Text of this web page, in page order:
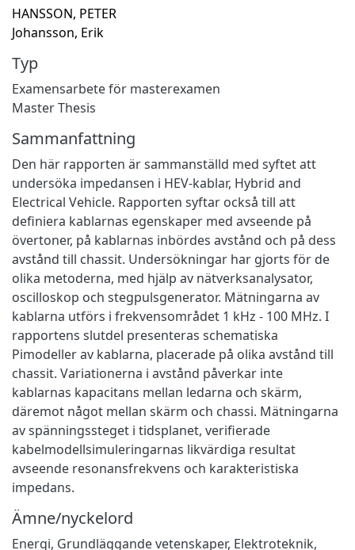
HANSSON, PETER
Johansson, Erik
Typ
Examensarbete för masterexamen
Master Thesis
Sammanfattning
Den här rapporten är sammanställd med syftet att
undersöka impedansen i HEV-kablar, Hybrid and
Electrical Vehicle. Rapporten syftar också till att
definiera kablarnas egenskaper med avseende på
övertoner, på kablarnas inbördes avstånd och på dess
avstånd till chassit. Undersökningar har gjorts för de
olika metoderna, med hjälp av nätverksanalysator,
oscilloskop och stegpulsgenerator. Mätningarna av
kablarna utförs i frekvensområdet 1 kHz - 100 MHz. I
rapportens slutdel presenteras schematiska
Pimodeller av kablarna, placerade på olika avstånd till
chassit. Variationerna i avstånd påverkar inte
kablarnas kapacitans mellan ledarna och skärm,
däremot något mellan skärm och chassi. Mätningarna
av spänningssteget i tidsplanet, verifierade
kabelmodellsimuleringarnas likvärdiga resultat
avseende resonansfrekvens och karakteristiska
impedans.
Ämne/nyckelord
Energi, Grundläggande vetenskaper, Elektroteknik,